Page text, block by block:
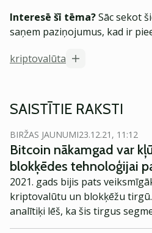
Interesē šī tēma?Sāc sekot
saņem paziņojumus, kad ir
kriptovalūta
SAISTĪTIE RAKSTI
BIRŽAS JAUNUMI23.12.21, 11:12
Bitcoin nākamgad var
blokķēdes tehnoloģijai
2021. gads bijis pats
kriptovalūtu un blokķēžu
analītiķi lēš, ka šis tirgus
vairāk nekā 2 triljoniem USD.